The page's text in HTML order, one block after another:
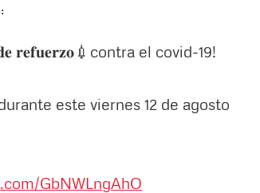
𝐫𝐞𝐟𝐮𝐞𝐫𝐳𝐨💉contra el covid-19!
este viernes 12 de agosto
GbNWLngAhO